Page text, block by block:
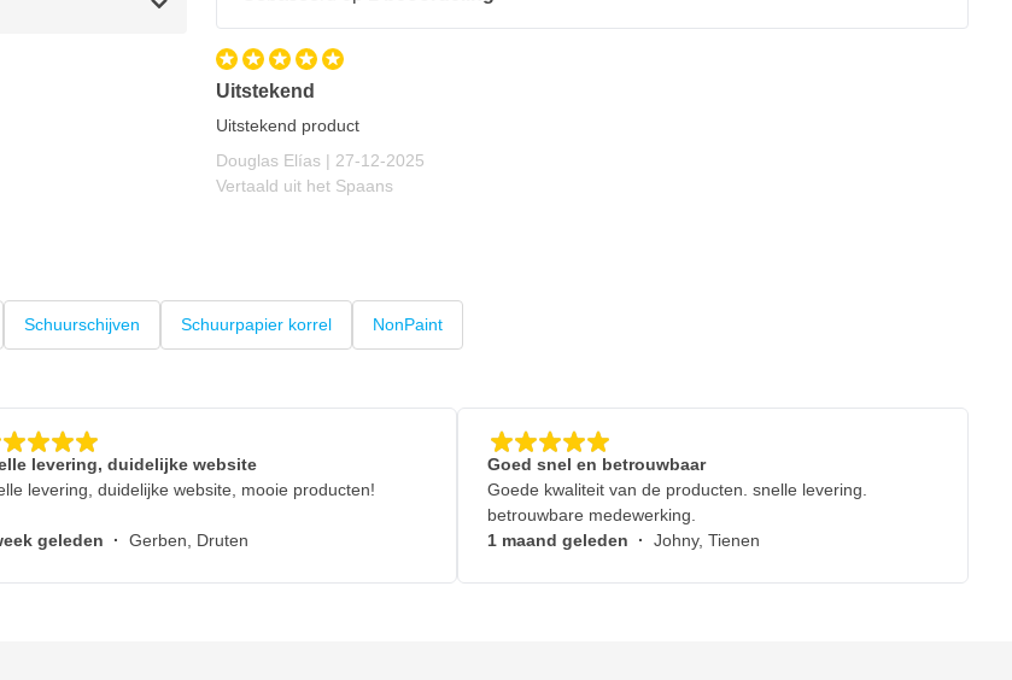
Uitstekend
Uitstekend product
Douglas Elías | 27 december 2025
27-12-2025
Vertaald uit het Spaans
Schuurschijven Schuurpapier korrel NonPaint
levering, duidelijke website
levering, duidelijke website, mooie producten!
geleden · Gerben, Druten
Goed snel en betrouwbaar
Goede kwaliteit van de producten. snelle levering.
betrouwbare medewerking.
1 maand geleden · Johny, Tienen